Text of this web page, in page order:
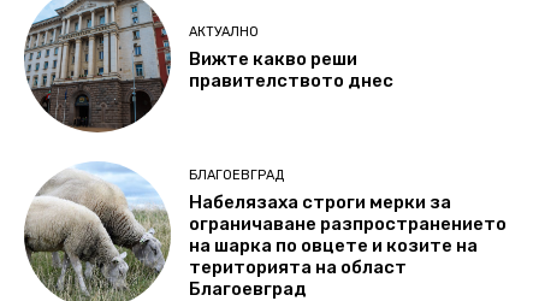
АКТУАЛНО
Вижте какво реши
правителството днес
БЛАГОЕВГРАД
Набелязаха строги мерки за
ограничаване разпространението
на шарка по овцете и козите на
територията на област
Благоевград